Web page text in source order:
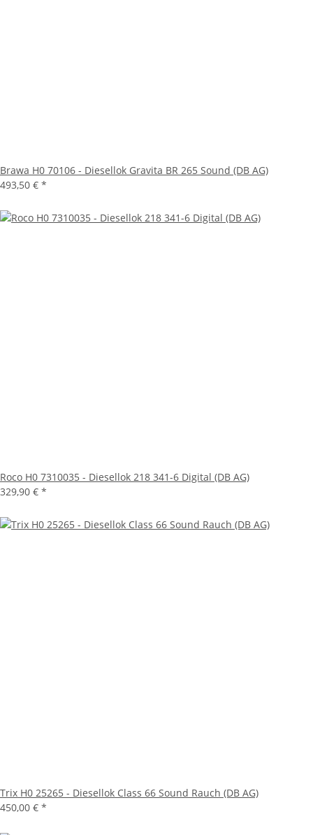
Brawa H0 70106 - Diesellok Gravita BR 265 Sound (DB AG)
493,50 € *
Roco H0 7310035 - Diesellok 218 341-6 Digital (DB AG)
329,90 € *
Trix H0 25265 - Diesellok Class 66 Sound Rauch (DB AG)
450,00 € *